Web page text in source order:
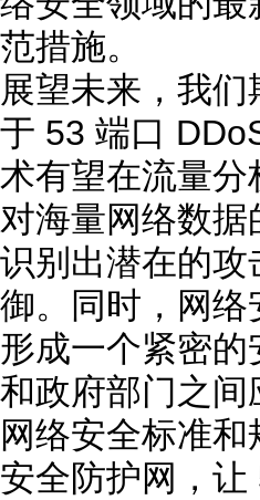
范措施。
展望未来，我
于 53 端口
术有望在流量
对海量网络数
识别出潜在的
御。同时，网
形成一个紧密
和政府部门之
网络安全标准
安全防护网，